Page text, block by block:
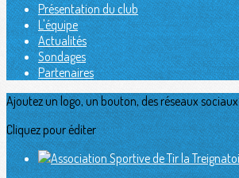
Présentation du club
L'équipe
Actualités
Sondages
Partenaires
Ajoutez un logo, un bouton, des réseaux sociaux
Cliquez pour éditer